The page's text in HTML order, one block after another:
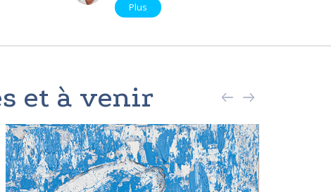
Plus
et à venir